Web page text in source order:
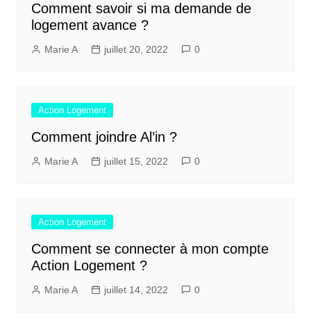
Comment savoir si ma demande de
logement avance ?
Marie A juillet 20, 2022 0
Action Logement
Comment joindre Al’in ?
Marie A juillet 15, 2022 0
Action Logement
Comment se connecter à mon compte
Action Logement ?
Marie A juillet 14, 2022 0